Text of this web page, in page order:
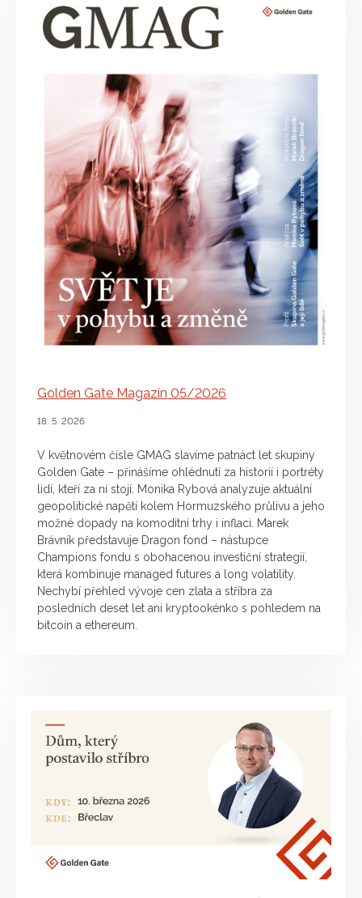
Golden Gate Magazín 05/2026
18. 5. 2026
V květnovém čísle GMAG slavíme patnáct let skupiny
Golden Gate – přinášíme ohlédnutí za historií i portréty
lidí, kteří za ní stojí. Monika Rybová analyzuje aktuální
geopolitické napětí kolem Hormuzského průlivu a jeho
možné dopady na komoditní trhy i inflaci. Marek
Brávník představuje Dragon fond – nástupce
Champions fondu s obohacenou investiční strategií,
která kombinuje managed futures a long volatility.
Nechybí přehled vývoje cen zlata a stříbra za
posledních deset let ani kryptookénko s pohledem na
bitcoin a ethereum.